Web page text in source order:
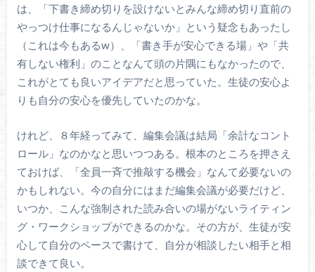
は、「下書き締め切りを設けないとみんな締め切り直前の
やっつけ仕事になるんじゃないか」という疑念もあったし
（これは今もあるw）、「書き手が安心できる場」や「共
有しない権利」のことなんて頭の片隅にもなかったので、
これがとても良いアイデアだと思っていた。生徒の安心よ
りも自分の安心を優先していたのかな。
けれど、８年経ってみて、編集会議は結局「余計なコント
ロール」なのかなと思いつつある。根本のところを押さえ
ておけば、「全員一斉で推敲する機会」なんて必要ないの
かもしれない。今の自分にはまだ編集会議が必要だけど、
いつか、こんな強制された読み合いの場がないライティン
グ・ワークショップができるのかな。その方が、生徒が安
心して自分のペースで書けて、自分が相談したい相手と相
談できて良い。